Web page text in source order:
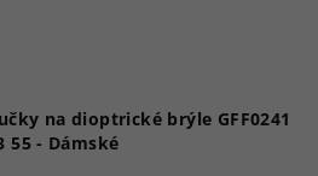
na dioptrické brýle GFF0241
003 55 - Dámské